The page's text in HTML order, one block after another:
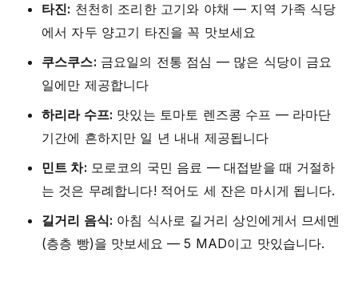
타진: 천천히 조리한 고기와 야채 — 지역 가족 식당
에서 자두 양고기 타진을 꼭 맛보세요
쿠스쿠스: 금요일의 전통 점심 — 많은 식당이 금요
일에만 제공합니다
하리라 수프: 맛있는 토마토 렌즈콩 수프 — 라마단
기간에 흔하지만 일 년 내내 제공됩니다
민트 차: 모로코의 국민 음료 — 대접받을 때 거절하
는 것은 무례합니다! 적어도 세 잔은 마시게 됩니다.
길거리 음식: 아침 식사로 길거리 상인에게서 므세멘
(층층 빵)을 맛보세요 — 5 MAD이고 맛있습니다.